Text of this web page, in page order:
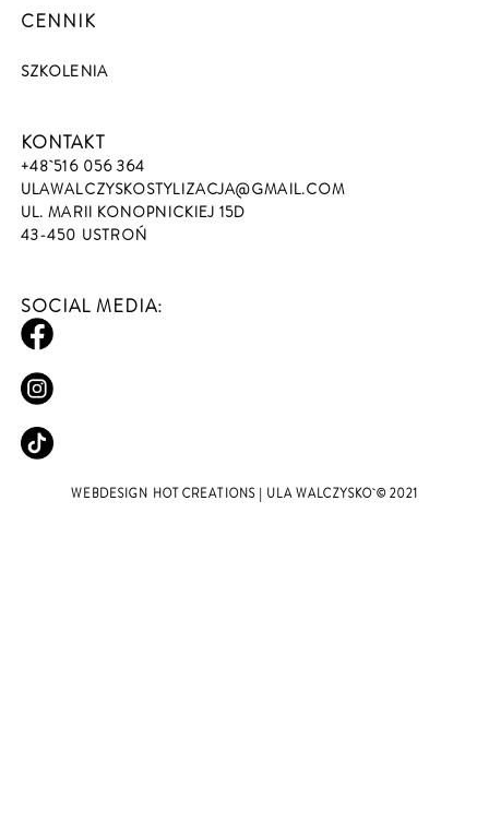
CENNIK
SZKOLENIA
KONTAKT
+48 516 056 364
ULAWALCZYSKOSTYLIZACJA@GMAIL.COM
UL. MARII KONOPNICKIEJ 15D
43-450 USTROŃ
SOCIAL MEDIA:
WEBDESIGN HOT CREATIONS | ULA WALCZYSKO © 2021